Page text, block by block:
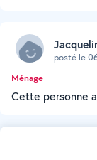
posté le
Ménage
Cette personne